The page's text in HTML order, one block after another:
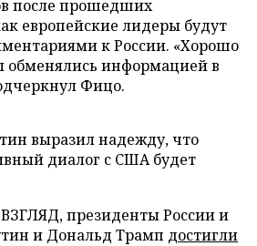
после прошедших
европейские лидеры будут
к России. «Хорошо
информацией в
Фицо.
выразил надежду, что
диалог с США будет
ВЗГЛЯД, президенты России и
и Дональд Трамп достигли